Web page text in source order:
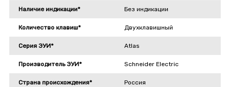
Наличие индикации* Без индикации
Количество клавиш* Двухклавишный
Серия ЭУИ* Atlas
Производитель ЭУИ* Schneider Electric
Страна происхождения* Россия